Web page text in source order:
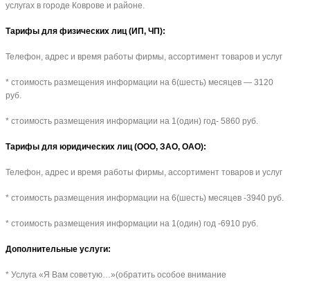
услугах в городе Коврове и районе.
Тарифы для физических лиц (ИП, ЧП):
Телефон, адрес и время работы фирмы, ассортимент товаров и услуг
* стоимость размещения информации на 6(шесть) месяцев — 3120
руб.
* стоимость размещения информации на 1(один) год- 5860 руб.
Тарифы для юридических лиц (ООО, ЗАО, ОАО):
Телефон, адрес и время работы фирмы, ассортимент товаров и услуг
* стоимость размещения информации на 6(шесть) месяцев -3940 руб.
* стоимость размещения информации на 1(один) год -6910 руб.
Дополнительные услуги:
* Услуга «Я Вам советую…»(обратить особое внимание